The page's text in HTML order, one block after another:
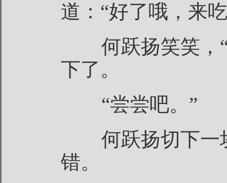
道：“好了哦，来
何跃扬笑笑，“
下了。
“尝尝吧。”
何跃扬切下一
错。